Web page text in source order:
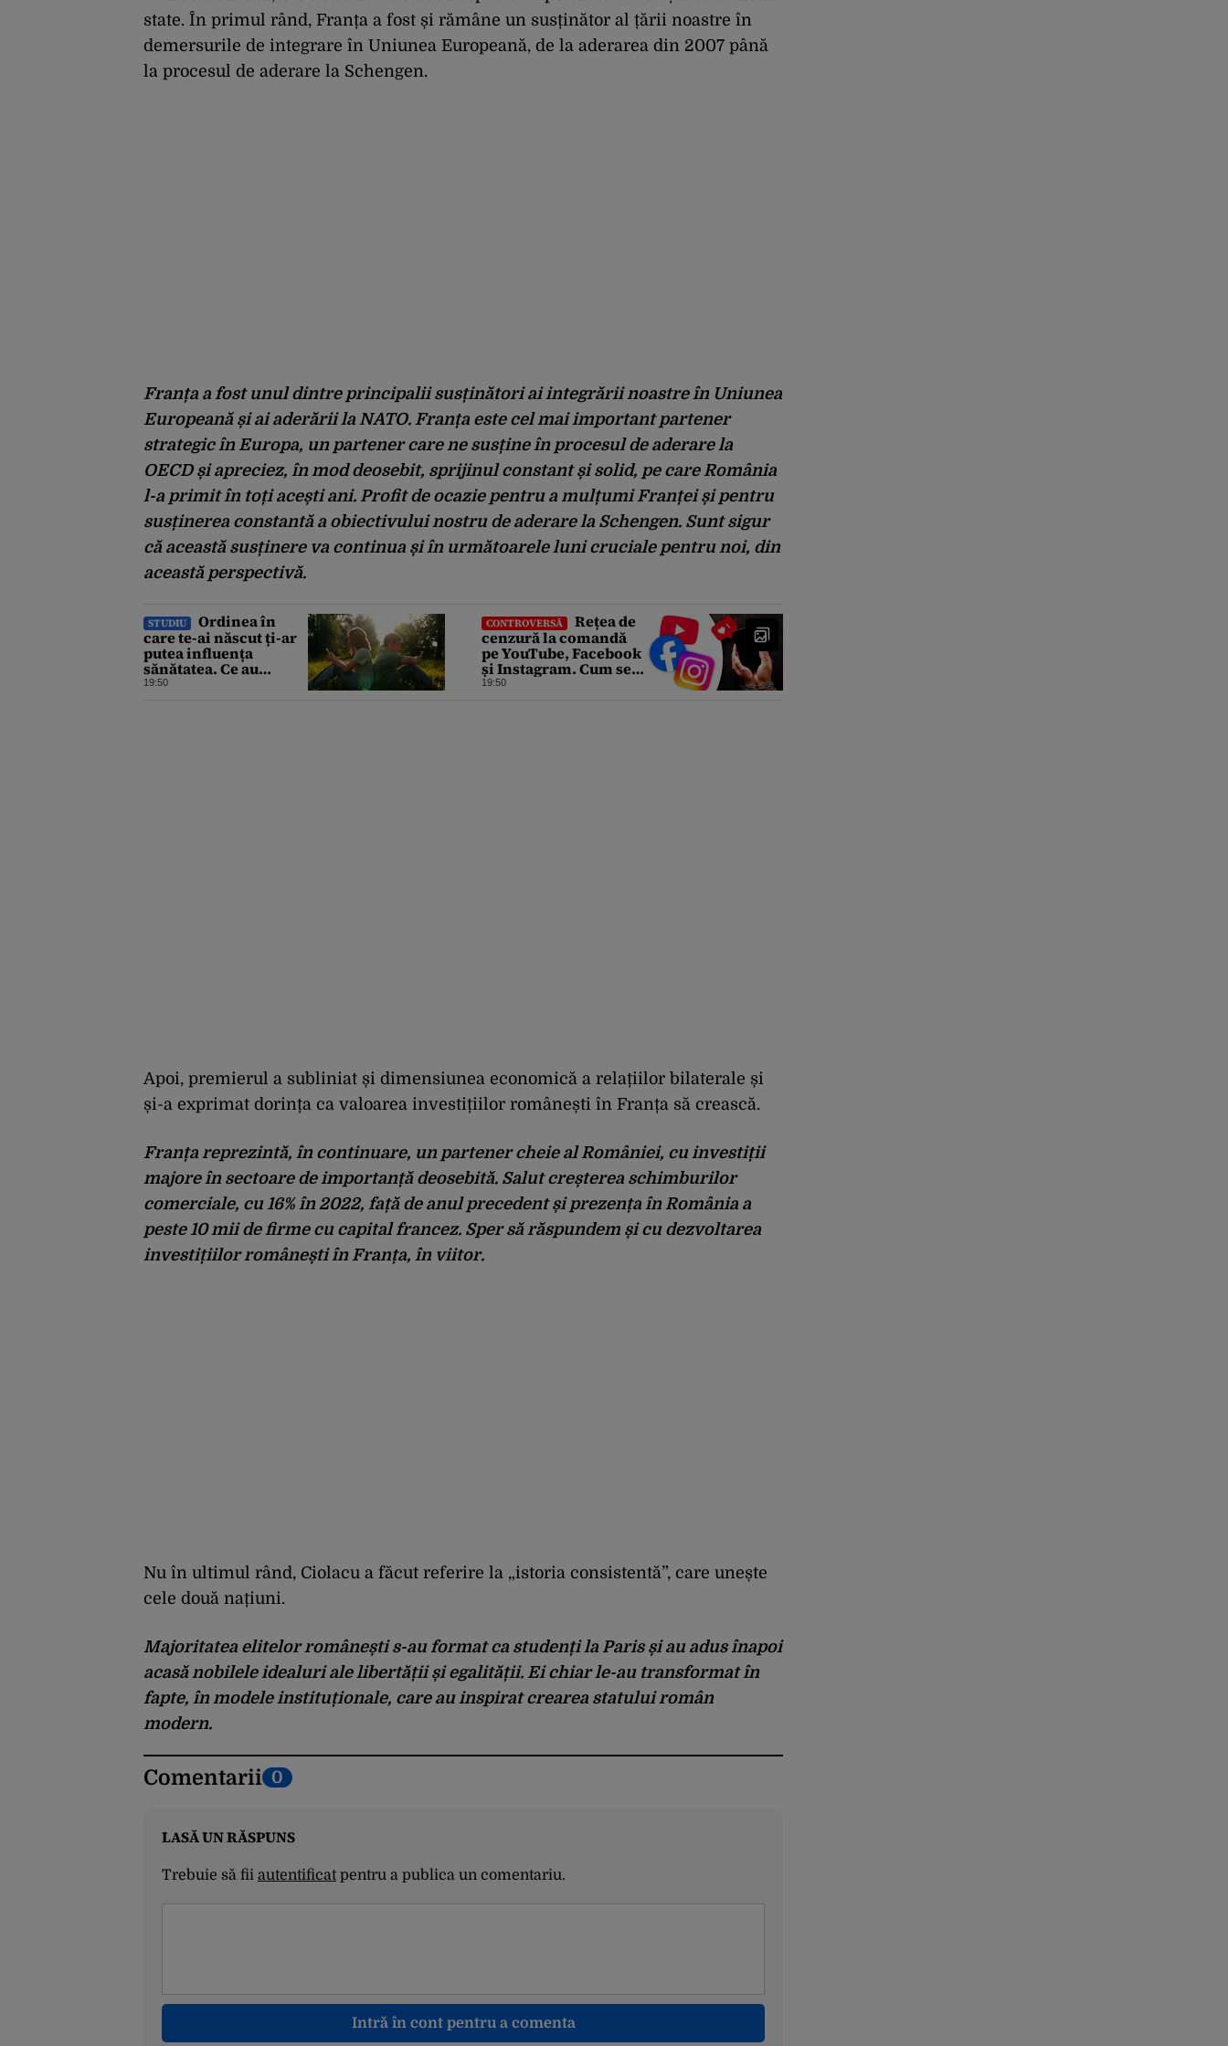
state. În primul rând, Franța a fost și rămâne un susținător al țării noastre în
demersurile de integrare în Uniunea Europeană, de la aderarea din 2007 până
la procesul de aderare la Schengen.
Franța a fost unul dintre principalii susținători ai integrării noastre în Uniunea
Europeană și ai aderării la NATO. Franța este cel mai important partener
strategic în Europa, un partener care ne susține în procesul de aderare la
OECD și apreciez, în mod deosebit, sprijinul constant și solid, pe care România
l-a primit în toți acești ani. Profit de ocazie pentru a mulțumi Franței și pentru
susținerea constantă a obiectivului nostru de aderare la Schengen. Sunt sigur
că această susținere va continua și în următoarele luni cruciale pentru noi, din
această perspectivă.
STUDIU
Ordinea în
care te-ai născut ți-ar
putea influența
sănătatea. Ce au
descoperit
19:50
CONTROVERSĂ
Rețea de
cenzură la comandă
pe YouTube, Facebook
și Instagram. Cum se
încearcă reducerea la
19:50
Apoi, premierul a subliniat și dimensiunea economică a relațiilor bilaterale și
și-a exprimat dorința ca valoarea investițiilor românești în Franța să crească.
Franța reprezintă, în continuare, un partener cheie al României, cu investiții
majore în sectoare de importanță deosebită. Salut creșterea schimburilor
comerciale, cu 16% în 2022, față de anul precedent și prezența în România a
peste 10 mii de firme cu capital francez. Sper să răspundem și cu dezvoltarea
investițiilor românești în Franța, în viitor.
Nu în ultimul rând, Ciolacu a făcut referire la „istoria consistentă”, care unește
cele două națiuni.
Majoritatea elitelor românești s-au format ca studenți la Paris și au adus înapoi
acasă nobilele idealuri ale libertății și egalității. Ei chiar le-au transformat în
fapte, în modele instituționale, care au inspirat crearea statului român
modern.
Comentarii 0
LASĂ UN RĂSPUNS
Trebuie să fii autentificatpentru a publica un comentariu.
Intră în cont pentru a comenta